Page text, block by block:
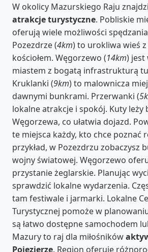
W okolicy Mazurskiego Raju
atrakcje turystyczne. Pobliskie
oferują wiele możliwości
Pozezdrze (4km) to urokliwa wieś
kościołem. Węgorzewo (14km) jest
miastem z bogatą infrastrukturą
Kruklanki (9km) to malownicza
dawnymi bunkrami. Przerwanki (
lokalne atrakcje i spokój. Kuty leży
Węgorzewa, co ułatwia dojazd.
te miejsca każdy, kto chce poznać
przykład, w Pozezdrzu zobaczysz
wojny światowej. Węgorzewo
przystanie żeglarskie. Planując
sprawdzić lokalne wydarzenia.
tam festiwale i jarmarki. Lokalne
Turystycznej pomoże w
są łatwo dostępne samochodem
Mazury to raj dla miłośników
Pojezierze. Region oferuje